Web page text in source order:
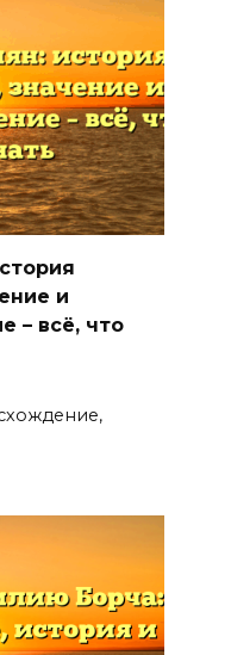
и
– всё, что